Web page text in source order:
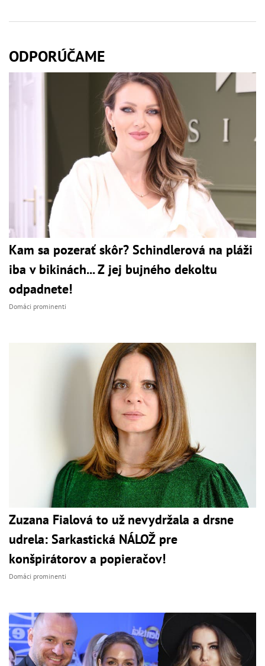
ODPORÚČAME
Kam sa pozerať skôr? Schindlerová na pláži
iba v bikinách... Z jej bujného dekoltu
odpadnete!
Domáci prominenti
Zuzana Fialová to už nevydržala a drsne
udrela: Sarkastická NÁLOŽ pre
konšpirátorov a popieračov!
Domáci prominenti